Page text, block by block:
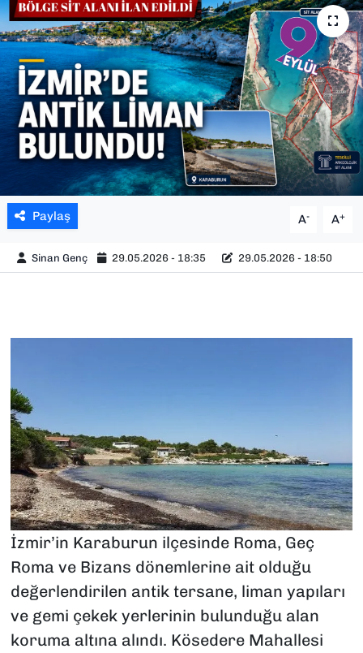
Paylaş A- A+
Sinan Genç 29.05.2026 - 18:35 29.05.2026 - 18:50
İzmir’in Karaburun ilçesinde Roma, Geç
Roma ve Bizans dönemlerine ait olduğu
değerlendirilen antik tersane, liman yapıları
ve gemi çekek yerlerinin bulunduğu alan
koruma altına alındı. Kösedere Mahallesi
YAŞAM
YEREL YÖNETİMLER